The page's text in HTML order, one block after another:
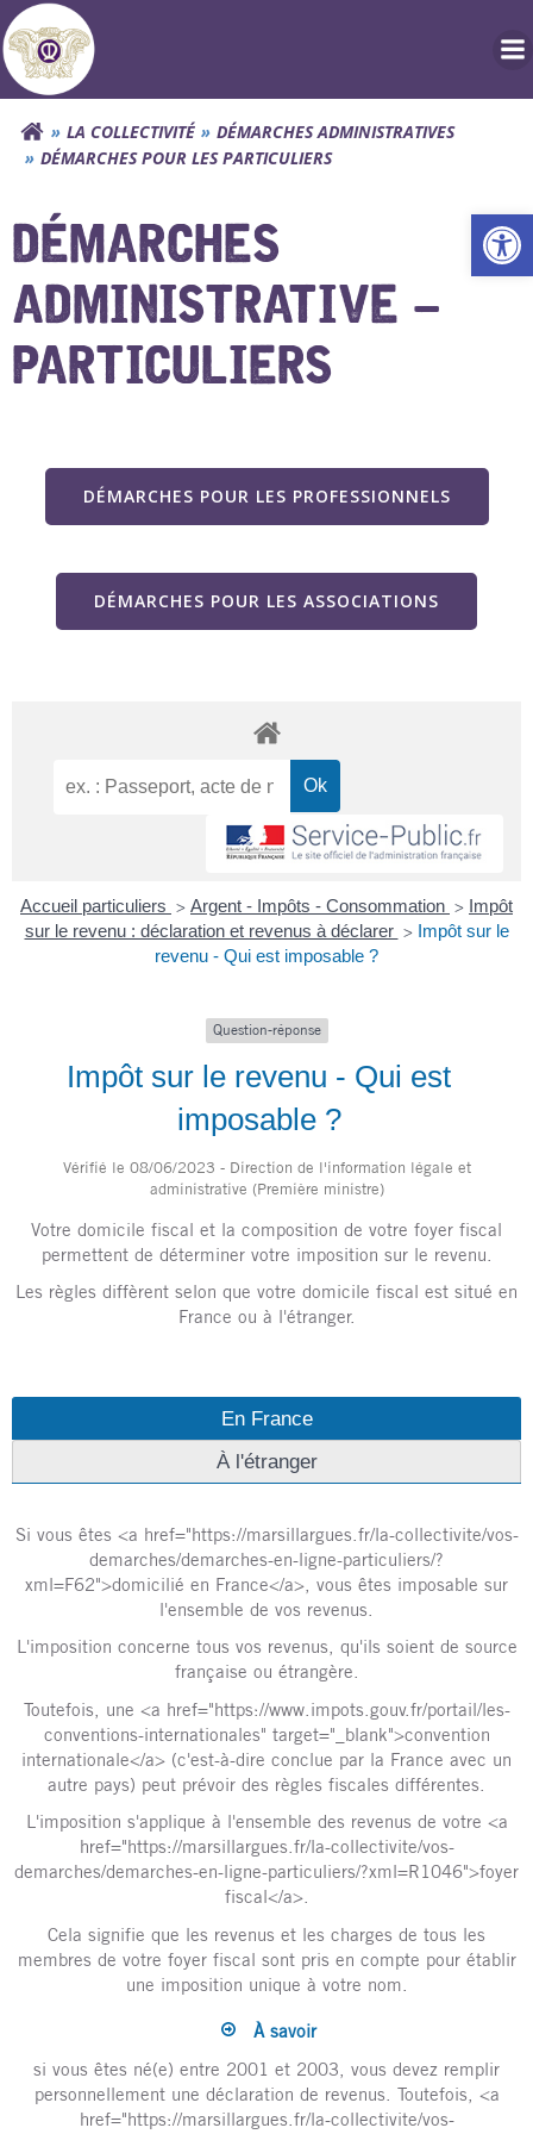
Aller
au
contenu
LA COLLECTIVITÉ
DÉMARCHES ADMINISTRATIVES
DÉMARCHES POUR LES PARTICULIERS
DÉMARCHES
ADMINISTRATIVE –
PARTICULIERS
DÉMARCHES POUR LES PROFESSIONNELS
DÉMARCHES POUR LES ASSOCIATIONS
Accueil particuliers > Argent - Impôts - Consommation > Impôt
sur le revenu : déclaration et revenus à déclarer > Impôt sur le
revenu - Qui est imposable ?
Question-réponse
Impôt sur le revenu - Qui est
imposable ?
Vérifié le 08/06/2023 - Direction de l'information légale et
administrative (Première ministre)
Votre domicile fiscal et la composition de votre foyer fiscal
permettent de déterminer votre imposition sur le revenu.
Les règles diffèrent selon que votre domicile fiscal est situé en
France ou à l'étranger.
En France
À l'étranger
Si vous êtes <a href="https://marsillargues.fr/la-collectivite/vos-
demarches/demarches-en-ligne-particuliers/?
xml=F62">domicilié en France</a>, vous êtes imposable sur
l'ensemble de vos revenus.
L'imposition concerne tous vos revenus, qu'ils soient de source
française ou étrangère.
Toutefois, une <a href="https://www.impots.gouv.fr/portail/les-
conventions-internationales" target="_blank">convention
internationale</a> (c'est-à-dire conclue par la France avec un
autre pays) peut prévoir des règles fiscales différentes.
L'imposition s'applique à l'ensemble des revenus de votre <a
href="https://marsillargues.fr/la-collectivite/vos-
demarches/demarches-en-ligne-particuliers/?xml=R1046">foyer
fiscal</a>.
Cela signifie que les revenus et les charges de tous les
membres de votre foyer fiscal sont pris en compte pour établir
une imposition unique à votre nom.
À savoir
si vous êtes né(e) entre 2001 et 2003, vous devez remplir
personnellement une déclaration de revenus. Toutefois, <a
href="https://marsillargues.fr/la-collectivite/vos-